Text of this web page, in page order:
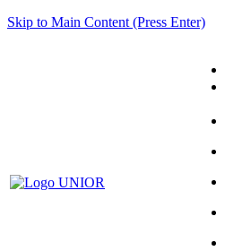
Skip to Main Content (Press Enter)